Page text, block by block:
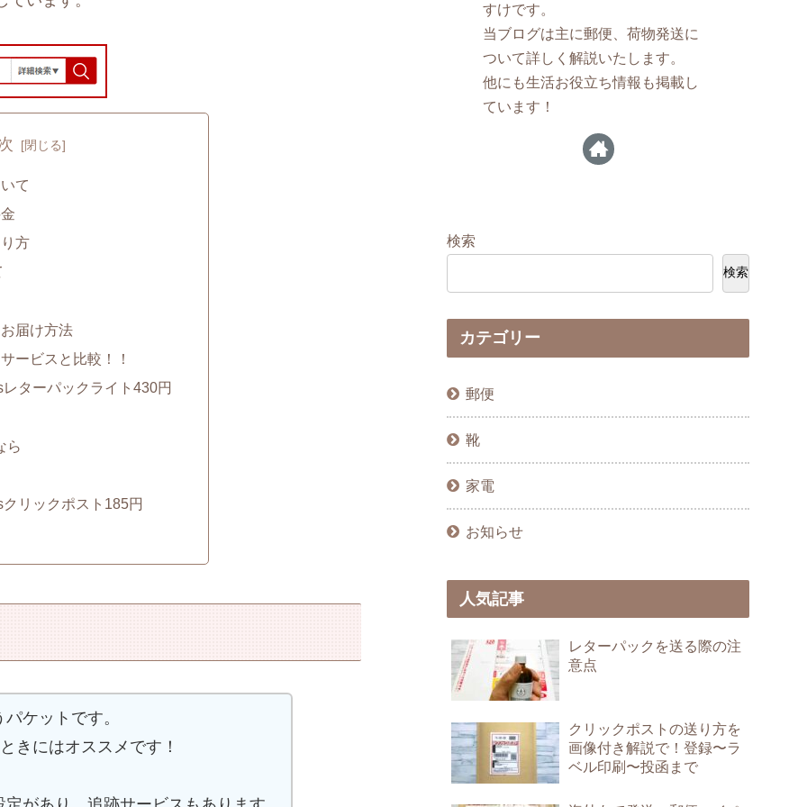
て
方
届け方法
ービスと比較！！
ターパックライト430円
ら
リックポスト185円
ケットです。
きにはオススメです！
すけです。
当ブログは主に郵便、荷物発送に
ついて詳しく解説いたします。
他にも生活お役立ち情報も掲載し
ています！
検索
検索
カテゴリー
郵便
靴
家電
お知らせ
人気記事
レターパックを送る際の注
意点
クリックポストの送り方を
画像付き解説で！登録〜ラ
ベル印刷〜投函まで